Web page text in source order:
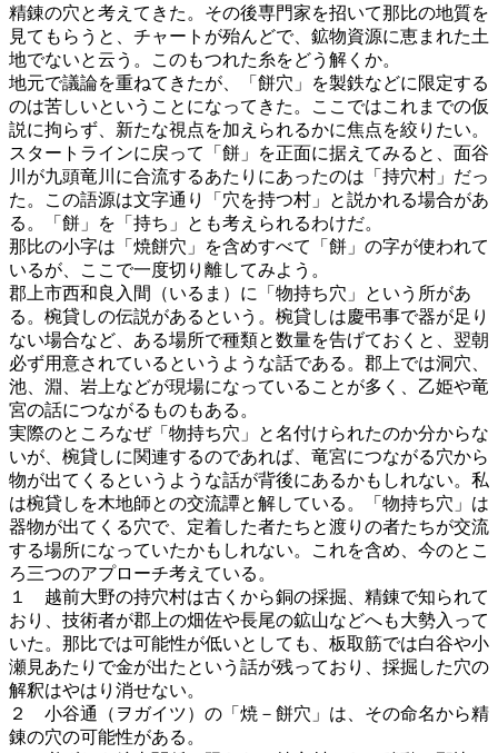
精錬の穴と考えてきた。その後専門家を招いて那比の地質を
見てもらうと、チャートが殆んどで、鉱物資源に恵まれた土
地でないと云う。このもつれた糸をどう解くか。
地元で議論を重ねてきたが、「餅穴」を製鉄などに限定する
のは苦しいということになってきた。ここではこれまでの仮
説に拘らず、新たな視点を加えられるかに焦点を絞りたい。
スタートラインに戻って「餅」を正面に据えてみると、面谷
川が九頭竜川に合流するあたりにあったのは「持穴村」だっ
た。この語源は文字通り「穴を持つ村」と説かれる場合があ
る。「餅」を「持ち」とも考えられるわけだ。
那比の小字は「焼餅穴」を含めすべて「餅」の字が使われて
いるが、ここで一度切り離してみよう。
郡上市西和良入間（いるま）に「物持ち穴」という所があ
る。椀貸しの伝説があるという。椀貸しは慶弔事で器が足り
ない場合など、ある場所で種類と数量を告げておくと、翌朝
必ず用意されているというような話である。郡上では洞穴、
池、淵、岩上などが現場になっていることが多く、乙姫や竜
宮の話につながるものもある。
実際のところなぜ「物持ち穴」と名付けられたのか分からな
いが、椀貸しに関連するのであれば、竜宮につながる穴から
物が出てくるというような話が背後にあるかもしれない。私
は椀貸しを木地師との交流譚と解している。「物持ち穴」は
器物が出てくる穴で、定着した者たちと渡りの者たちが交流
する場所になっていたかもしれない。これを含め、今のとこ
ろ三つのアプローチ考えている。
１ 越前大野の持穴村は古くから銅の採掘、精錬で知られて
おり、技術者が郡上の畑佐や長尾の鉱山などへも大勢入って
いた。那比では可能性が低いとしても、板取筋では白谷や小
瀬見あたりで金が出たという話が残っており、採掘した穴の
解釈はやはり消せない。
２ 小谷通（ヲガイツ）の「焼－餅穴」は、その命名から精
錬の穴の可能性がある。